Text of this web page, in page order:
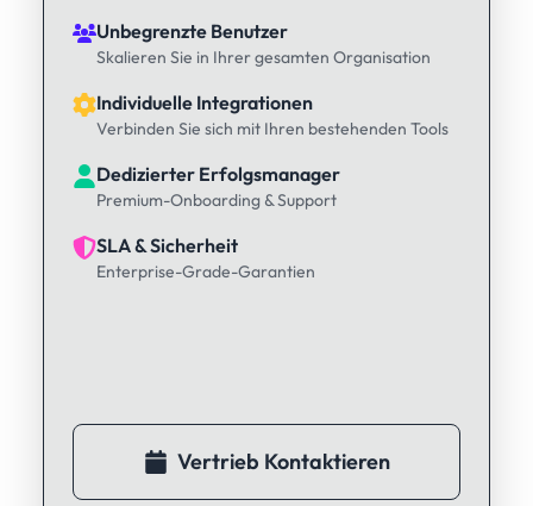
Unbegrenzte Benutzer
Skalieren Sie in Ihrer gesamten Organisation
Individuelle Integrationen
Verbinden Sie sich mit Ihren bestehenden Tools
Dedizierter Erfolgsmanager
Premium-Onboarding & Support
SLA & Sicherheit
Enterprise-Grade-Garantien
Vertrieb Kontaktieren